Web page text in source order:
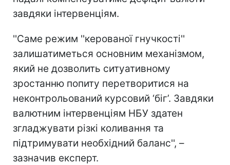
завдяки інтервенціям.
''Саме режим ''керованої гнучкості''
залишатиметься основним механізмом,
який не дозволить ситуативному
зростанню попиту перетворитися на
неконтрольований курсовий ‘біг’. Завдяки
валютним інтервенціям НБУ здатен
згладжувати різкі коливання та
підтримувати необхідний баланс'', –
зазначив експерт.